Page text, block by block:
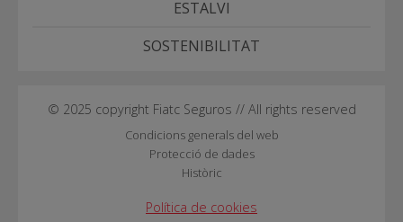
ESTALVI
SOSTENIBILITAT
© 2025 copyright Fiatc Seguros // All rights reserved
Condicions generals del web
Protecció de dades
Històric
Política de cookies